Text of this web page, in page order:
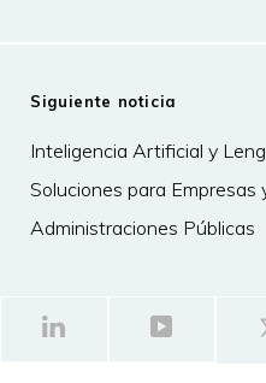
Siguiente noticia
Inteligencia Artificial y
Soluciones para Empresas
Administraciones Públicas